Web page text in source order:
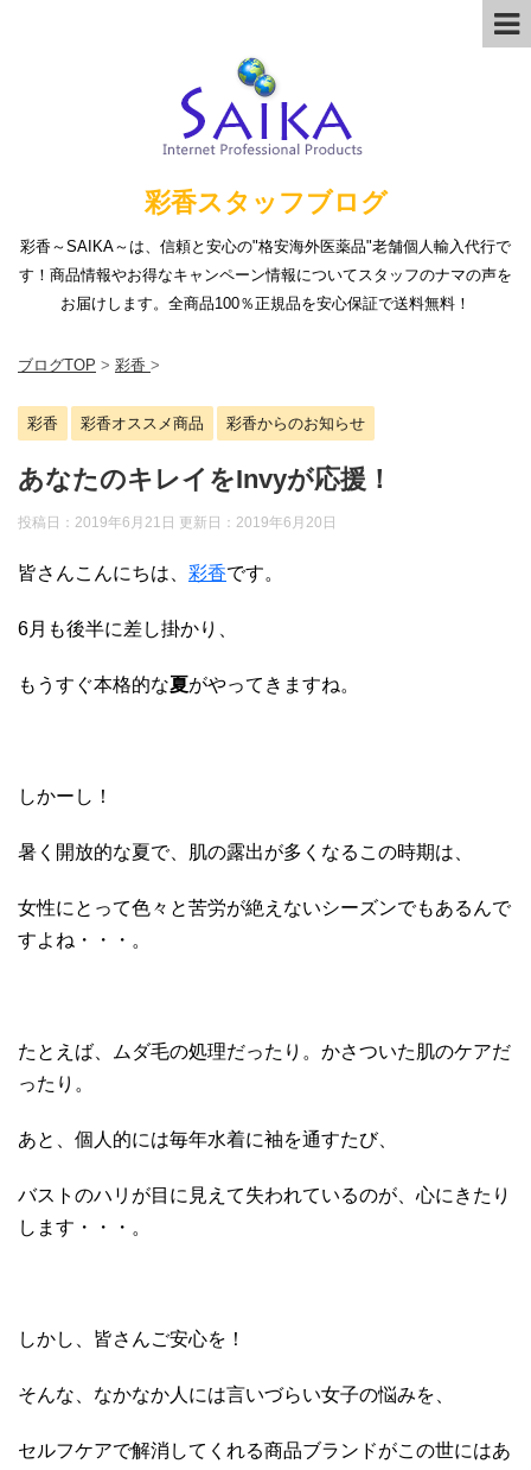
彩香スタッフブログ
彩香～SAIKA～は、信頼と安心の"格安海外医薬品"老舗個人輸入代行で
す！商品情報やお得なキャンペーン情報についてスタッフのナマの声を
お届けします。全商品100％正規品を安心保証で送料無料！
ブログTOP > 彩香 >
彩香 彩香オススメ商品 彩香からのお知らせ
あなたのキレイをInvyが応援！
投稿日：2019年6月21日 更新日： 2019年6月20日
皆さんこんにちは、 彩香です。
6月も後半に差し掛かり、
もうすぐ本格的な夏がやってきますね。
しかーし！
暑く開放的な夏で、肌の露出が多くなるこの時期は、
女性にとって色々と苦労が絶えないシーズンでもあるんで
すよね・・・。
たとえば、ムダ毛の処理だったり。かさついた肌のケアだ
ったり。
あと、個人的には毎年水着に袖を通すたび、
バストのハリが目に見えて失われているのが、心にきたり
します・・・。
しかし、皆さんご安心を！
そんな、なかなか人には言いづらい女子の悩みを、
セルフケアで解消してくれる商品ブランドがこの世にはあ